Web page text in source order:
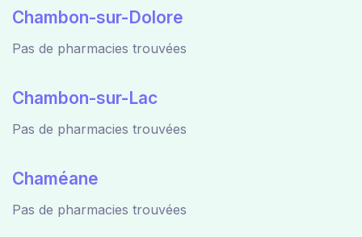
Chambon-sur-Dolore
Pas de pharmacies trouvées
Chambon-sur-Lac
Pas de pharmacies trouvées
Chaméane
Pas de pharmacies trouvées